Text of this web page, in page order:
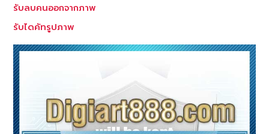
รับลบคนออกจากภาพ
รับไดคัทรูปภาพ